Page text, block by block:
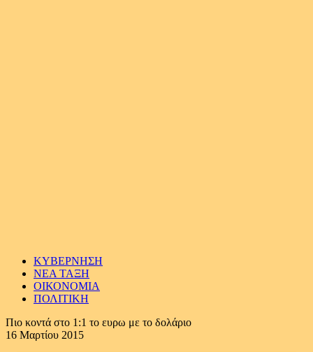
ΚΥΒΕΡΝΗΣΗ
ΝΕΑ ΤΑΞΗ
ΟΙΚΟΝΟΜΙΑ
ΠΟΛΙΤΙΚΗ
Πιο κοντά στο 1:1 το ευρω με το δολάριο
16 Μαρτίου 2015